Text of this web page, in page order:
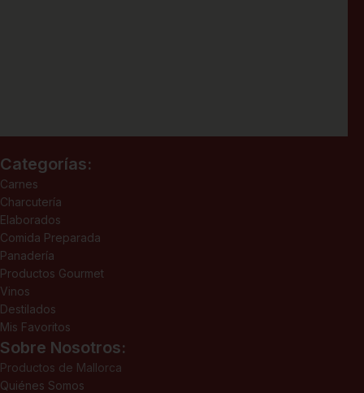
Categorías:
Carnes
Charcutería
Elaborados
Comida Preparada
Panadería
Productos Gourmet
Vinos
Destilados
Mis Favoritos
Sobre Nosotros:
Productos de Mallorca
Quiénes Somos